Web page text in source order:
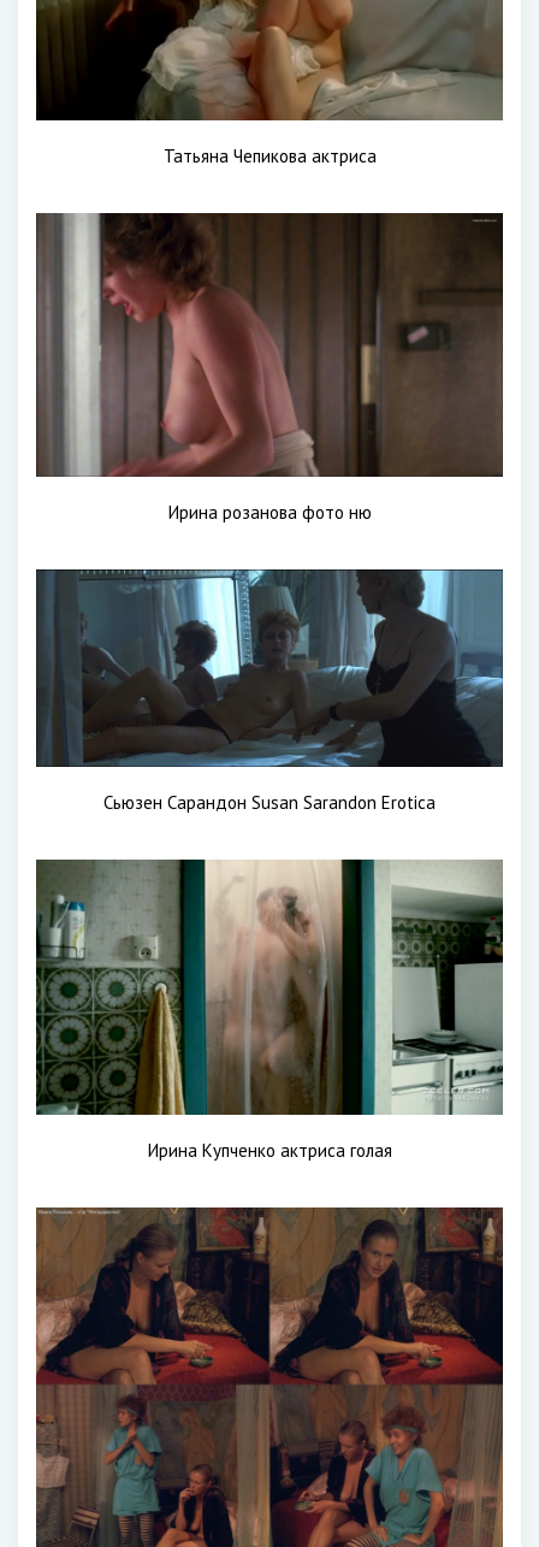
Татьяна Чепикова актриса
Ирина розанова фото ню
Сьюзен Сарандон Susan Sarandon Erotica
Ирина Купченко актриса голая